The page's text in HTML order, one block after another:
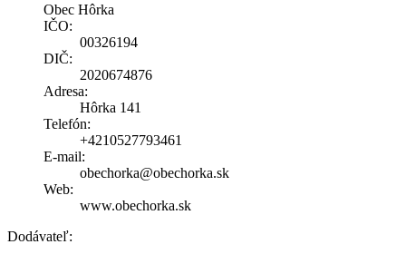
Obec Hôrka
IČO:
00326194
DIČ:
2020674876
Adresa:
Hôrka 141
Telefón:
+4210527793461
E-mail:
obechorka@obechorka.sk
Web:
www.obechorka.sk
Dodávateľ: